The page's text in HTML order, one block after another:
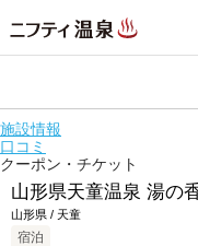
施設情報
口コミ
クーポン・チケット
山形県天童温泉 湯の
山形県 / 天童
宿泊